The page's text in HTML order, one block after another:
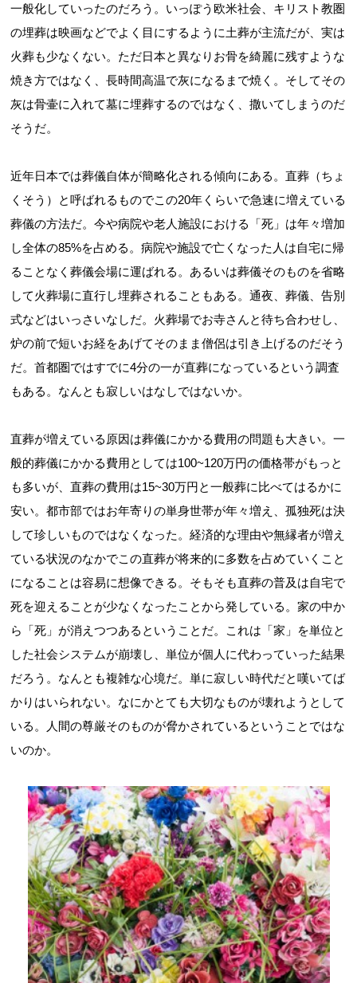
一般化していったのだろう。いっぽう欧米社会、キリスト教圏
の埋葬は映画などでよく目にするように土葬が主流だが、実は
火葬も少なくない。ただ日本と異なりお骨を綺麗に残すような
焼き方ではなく、長時間高温で灰になるまで焼く。そしてその
灰は骨壷に入れて墓に埋葬するのではなく、撒いてしまうのだ
そうだ。
近年日本では葬儀自体が簡略化される傾向にある。直葬（ちょ
くそう）と呼ばれるものでこの20年くらいで急速に増えている
葬儀の方法だ。今や病院や老人施設における「死」は年々増加
し全体の85%を占める。病院や施設で亡くなった人は自宅に帰
ることなく葬儀会場に運ばれる。あるいは葬儀そのものを省略
して火葬場に直行し埋葬されることもある。通夜、葬儀、告別
式などはいっさいなしだ。火葬場でお寺さんと待ち合わせし、
炉の前で短いお経をあげてそのまま僧侶は引き上げるのだそう
だ。首都圏ではすでに4分の一が直葬になっているという調査
もある。なんとも寂しいはなしではないか。
直葬が増えている原因は葬儀にかかる費用の問題も大きい。一
般的葬儀にかかる費用としては100~120万円の価格帯がもっと
も多いが、直葬の費用は15~30万円と一般葬に比べてはるかに
安い。都市部ではお年寄りの単身世帯が年々増え、孤独死は決
して珍しいものではなくなった。経済的な理由や無縁者が増え
ている状況のなかでこの直葬が将来的に多数を占めていくこと
になることは容易に想像できる。そもそも直葬の普及は自宅で
死を迎えることが少なくなったことから発している。家の中か
ら「死」が消えつつあるということだ。これは「家」を単位と
した社会システムが崩壊し、単位が個人に代わっていった結果
だろう。なんとも複雑な心境だ。単に寂しい時代だと嘆いてば
かりはいられない。なにかとても大切なものが壊れようとして
いる。人間の尊厳そのものが脅かされているということではな
いのか。